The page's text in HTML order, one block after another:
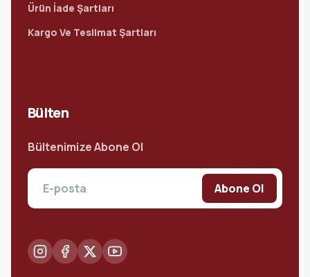
Ürün İade Şartları
Kargo Ve Teslimat Şartları
Bülten
Bültenimize Abone Ol
Abone Ol